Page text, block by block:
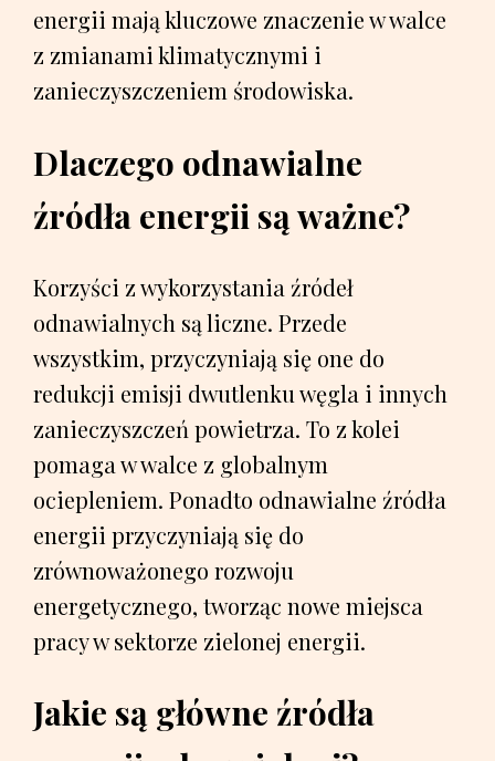
energii mają kluczowe znaczenie w walce
z zmianami klimatycznymi i
zanieczyszczeniem środowiska.
Dlaczego odnawialne
źródła energii są ważne?
Korzyści z wykorzystania źródeł
odnawialnych są liczne. Przede
wszystkim, przyczyniają się one do
redukcji emisji dwutlenku węgla i innych
zanieczyszczeń powietrza. To z kolei
pomaga w walce z globalnym
ociepleniem. Ponadto odnawialne źródła
energii przyczyniają się do
zrównoważonego rozwoju
energetycznego, tworząc nowe miejsca
pracy w sektorze zielonej energii.
Jakie są główne źródła